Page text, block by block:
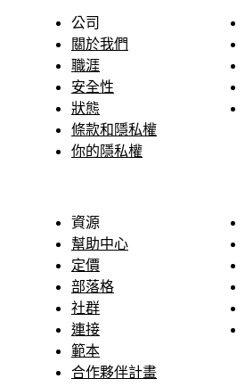
公司
關於我們
職涯
安全性
狀態
條款和隱私權
你的隱私權
資源
幫助中心
定價
部落格
社群
連接
範本
合作夥伴計畫